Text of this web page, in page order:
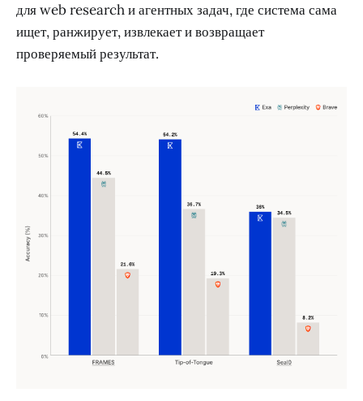
для web research и агентных задач, где система сама
ищет, ранжирует, извлекает и возвращает
проверяемый результат.